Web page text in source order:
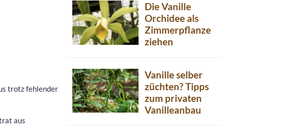
trotz fehlender
aus
Die Vanille
Orchidee als
Zimmerpflanze
ziehen
Vanille selber
züchten? Tipps
zum privaten
Vanilleanbau